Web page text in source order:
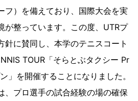
フ）を備えており、国際大会を実
が整っています。この度、UTRプ
針に賛同し、本学のテニスコート
TOUR「そらとぶタクシー Pr
」を開催することになりました。
、プロ選手の試合経験の場の確保